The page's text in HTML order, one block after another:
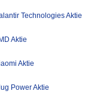
Technologies Aktie
Aktie
Aktie
Power Aktie